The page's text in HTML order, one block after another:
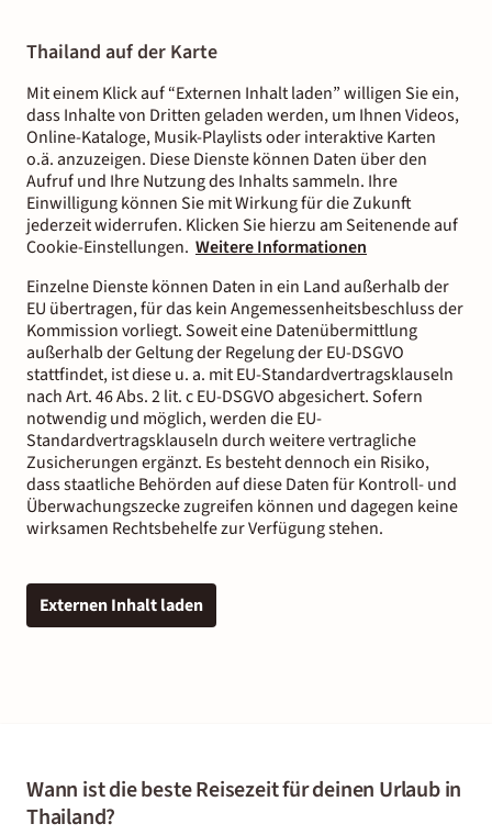
Thailand auf der Karte
Mit einem Klick auf “Externen Inhalt laden” willigen Sie ein,
dass Inhalte von Dritten geladen werden, um Ihnen Videos,
Online-Kataloge, Musik-Playlists oder interaktive Karten
o.ä. anzuzeigen. Diese Dienste können Daten über den
Aufruf und Ihre Nutzung des Inhalts sammeln. Ihre
Einwilligung können Sie mit Wirkung für die Zukunft
jederzeit widerrufen. Klicken Sie hierzu am Seitenende auf
Cookie-Einstellungen. Weitere Informationen
Einzelne Dienste können Daten in ein Land außerhalb der
EU übertragen, für das kein Angemessenheitsbeschluss der
Kommission vorliegt. Soweit eine Datenübermittlung
außerhalb der Geltung der Regelung der EU-DSGVO
stattfindet, ist diese u. a. mit EU-Standardvertragsklauseln
nach Art. 46 Abs. 2 lit. c EU-DSGVO abgesichert. Sofern
notwendig und möglich, werden die EU-
Standardvertragsklauseln durch weitere vertragliche
Zusicherungen ergänzt. Es besteht dennoch ein Risiko,
dass staatliche Behörden auf diese Daten für Kontroll- und
Überwachungszecke zugreifen können und dagegen keine
wirksamen Rechtsbehelfe zur Verfügung stehen.
Externen Inhalt laden
Wann ist die beste Reisezeit für deinen Urlaub in
Thailand?